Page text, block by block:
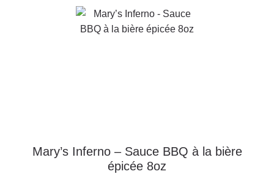
Mary’s Inferno – Sauce BBQ à la bière
épicée 8oz